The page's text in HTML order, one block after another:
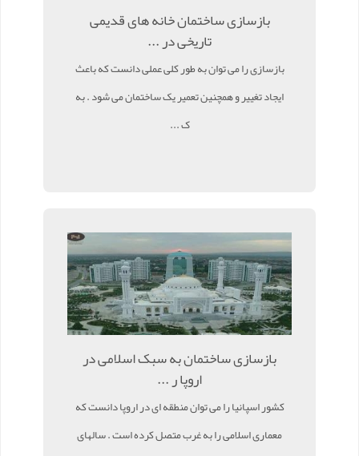
بازسازی ساختمان خانه های قدیمی
تاریخی در ...
بازسازی را می توان به طور کلی عملی دانست که باعث
ایجاد تغییر و همچنین تعمیر یک ساختمان می شود . به
ک ...
بازسازی ساختمان به سبک اسلامی در
اروپا ر ...
کشور اسپانیا را می توان منطقه ای در اروپا دانست که
معماری اسلامی را به غرب متصل کرده است . سالهای